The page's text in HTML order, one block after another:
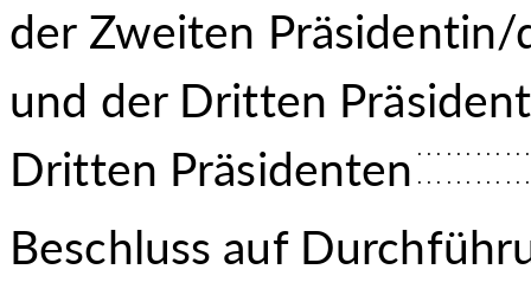
der Zweiten Präsidentin/
und der Dritten
Dritten Präsidenten
Beschluss auf